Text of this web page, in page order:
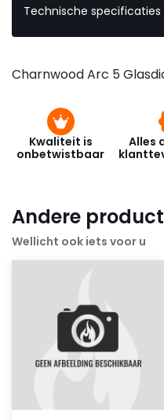
Technische specificaties
Charnwood Arc 5
Kwaliteit is
onbetwistbaar
Alles
Andere
Wellicht ook iets voor u